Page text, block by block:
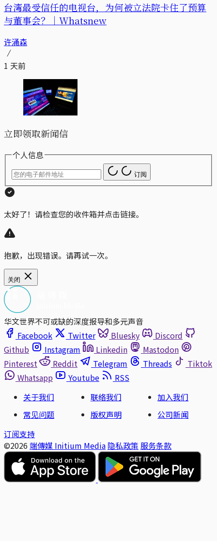
台湾最受信任的电视台，为何被立法院卡住了预算
与董事会？｜Whatsnew
许涌森
1 天前
立即领取新闻信
个人信息
订阅
太好了！请检查您的收件箱并点击链接。
抱歉，出现错误。请再试一次。
关闭
华文世界不可或缺的深度报导和多元声音
Facebook
Twitter Bluesky
Discord
Github
Instagram Linkedin
Mastodon
Pinterest
Reddit Telegram Threads
Tiktok
Whatsapp
Youtube
RSS
关于我们
联络我们
加入我们
常见问题
版权声明
公司新闻
订阅支持
©2026 端傳媒 Initium Media 隐私政策 服务条款